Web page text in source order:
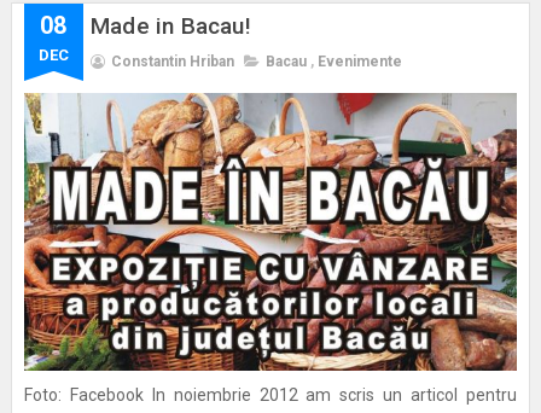
08
DEC
Made in Bacau!
Constantin Hriban Bacau , Evenimente
Foto: Facebook In noiembrie 2012 am scris un articol pentru